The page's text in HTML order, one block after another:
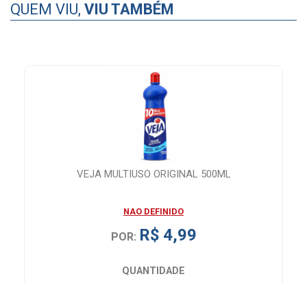
QUEM VIU, VIU TAMBÉM
VEJA MULTIUSO ORIGINAL 500ML
NAO DEFINIDO
POR: R$ 4,99
QUANTIDADE